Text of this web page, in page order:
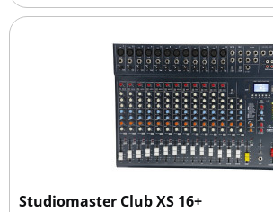
Studiomaster Club XS 16+